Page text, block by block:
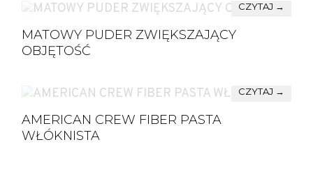
CZYTAJ →
MATOWY PUDER ZWIĘKSZAJĄCY
OBJĘTOŚĆ
CZYTAJ →
AMERICAN CREW FIBER PASTA
WŁÓKNISTA